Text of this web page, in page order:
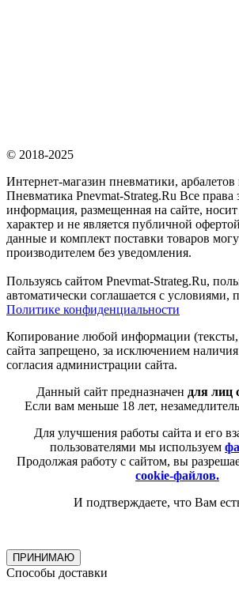
© 2018-2025
Интернет-магазин пневматики,
Пневматика Pnevmat-Strateg.Ru Все
информация, размещенная на сайте,
характер и не является публичной
данные и комплект поставки товаров
производителем без уведомления.
Пользуясь сайтом Pnevmat-Strateg.Ru,
автоматически соглашается с
Политике конфиденциальности
Копирование любой информации
сайта запрещено, за исключением
согласия администрации сайта.
Данный сайт предназначен для лиц
Если вам меньше 18 лет,
Для улучшения работы сайта и его
пользователями мы используем
Продолжая работу с сайтом, вы
cookie-файлов.
И подтверждаете, что Вам
ПРИНИМАЮ
Способы доставки